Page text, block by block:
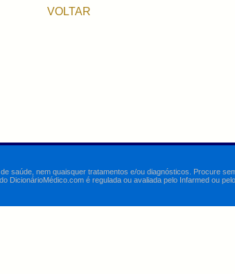
VOLTAR
saúde, nem quaisquer tratamentos e/ou diagnósticos. Procure
é regulada ou avaliada pelo Infarmed ou